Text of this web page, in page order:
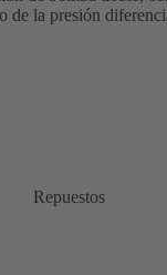
de la presión
Repuestos